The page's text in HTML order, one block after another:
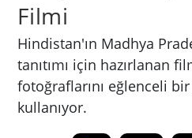
Filmi
Hindistan'ın Madhya
tanıtımı için hazırlanan
fotoğraflarını eğlenceli
kullanıyor.